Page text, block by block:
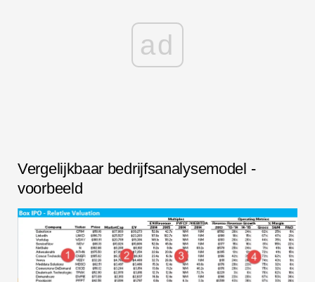
ad
Vergelijkbaar bedrijfsanalysemodel -
voorbeeld